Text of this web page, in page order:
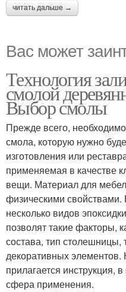
читать дальше →
Вас может
Технология
смолой
Выбор смолы
Прежде всего,
смола, которую нужно
изготовления или
применяемая в качестве
вещи. Материал для
физическими
несколько видов
позволят такие факторы,
состава, тип столешницы,
декоративных элементов.
прилагается инструкция,
сфера применения.